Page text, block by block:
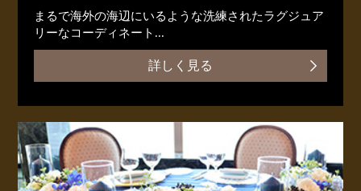
まるで海外の海辺にいるような洗練されたラグジュア
リーなコーディネート...
詳しく見る